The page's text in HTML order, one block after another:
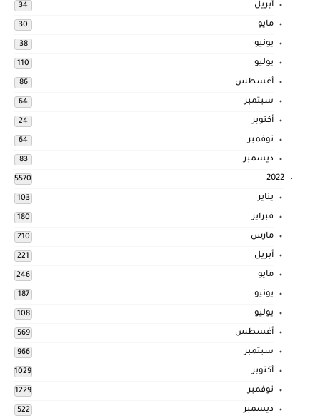
أبريل 34
مايو 30
يونيو 38
يوليو 110
أغسطس 86
سبتمبر 64
أكتوبر 24
نوفمبر 64
ديسمبر 83
2022
5570
يناير 103
فبراير 180
مارس 210
أبريل 221
مايو 246
يونيو 187
يوليو 108
أغسطس 569
سبتمبر 966
أكتوبر 1029
نوفمبر 1229
ديسمبر 522